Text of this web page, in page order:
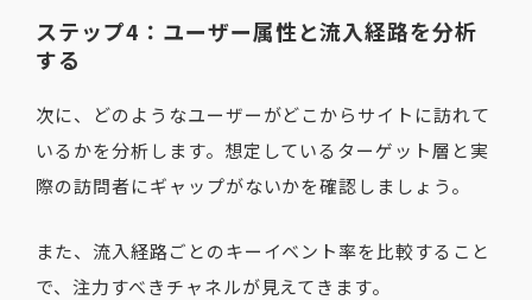
ステップ4：ユーザー属性と流入経路を分析
する
次に、どのようなユーザーがどこからサイトに訪れて
いるかを分析します。想定しているターゲット層と実
際の訪問者にギャップがないかを確認しましょう。
また、流入経路ごとのキーイベント率を比較すること
で、注力すべきチャネルが見えてきます。